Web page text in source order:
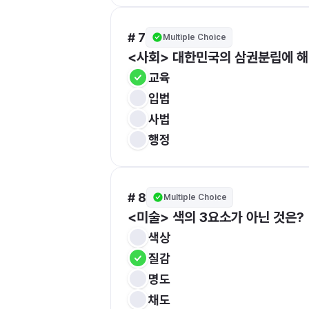
# 7 Multiple Choice
<사회> 대한민국의 삼권분립에
교육
입법
사법
행정
# 8 Multiple Choice
<미술> 색의 3요소가 아닌 것은?
색상
질감
명도
채도